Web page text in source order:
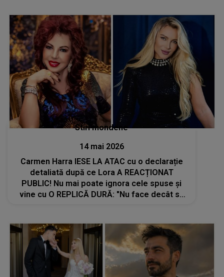
Stiri mondene
14 mai 2026
Carmen Harra IESE LA ATAC cu o declarație
detaliată după ce Lora A REACȚIONAT
PUBLIC! Nu mai poate ignora cele spuse și
vine cu O REPLICĂ DURĂ: "Nu face decât să